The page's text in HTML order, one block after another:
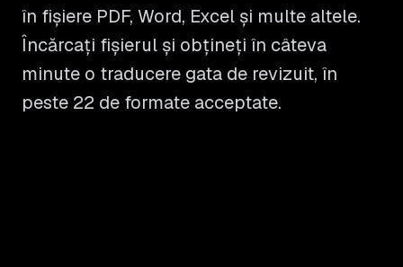
în fișiere PDF, Word, Excel și multe altele.
Încărcați fișierul și obțineți în câteva
minute o traducere gata de revizuit, în
peste 22 de formate acceptate.